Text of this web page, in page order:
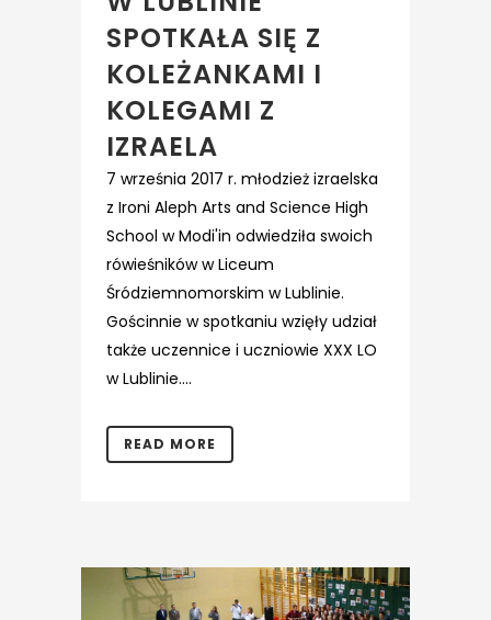
SPOTKAŁA SIĘ Z
KOLEŻANKAMI I
KOLEGAMI Z
IZRAELA
7 września 2017 r. młodzież izraelska
z Ironi Aleph Arts and Science High
School w Modi'in odwiedziła swoich
rówieśników w Liceum
Śródziemnomorskim w Lublinie.
Gościnnie w spotkaniu wzięły udział
także uczennice i uczniowie XXX LO
w Lublinie....
READ MORE